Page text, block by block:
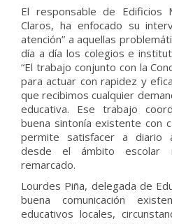
El responsable de Edificios
Claros, ha enfocado su
atención” a aquellas
día a día los colegios e
“El trabajo conjunto con la
para actuar con rapidez y
que recibimos cualquier
educativa. Ese trabajo
buena sintonía existente con
permite satisfacer a diario
desde el ámbito escolar
remarcado.
Lourdes Piña, delegada de
buena comunicación
educativos locales,